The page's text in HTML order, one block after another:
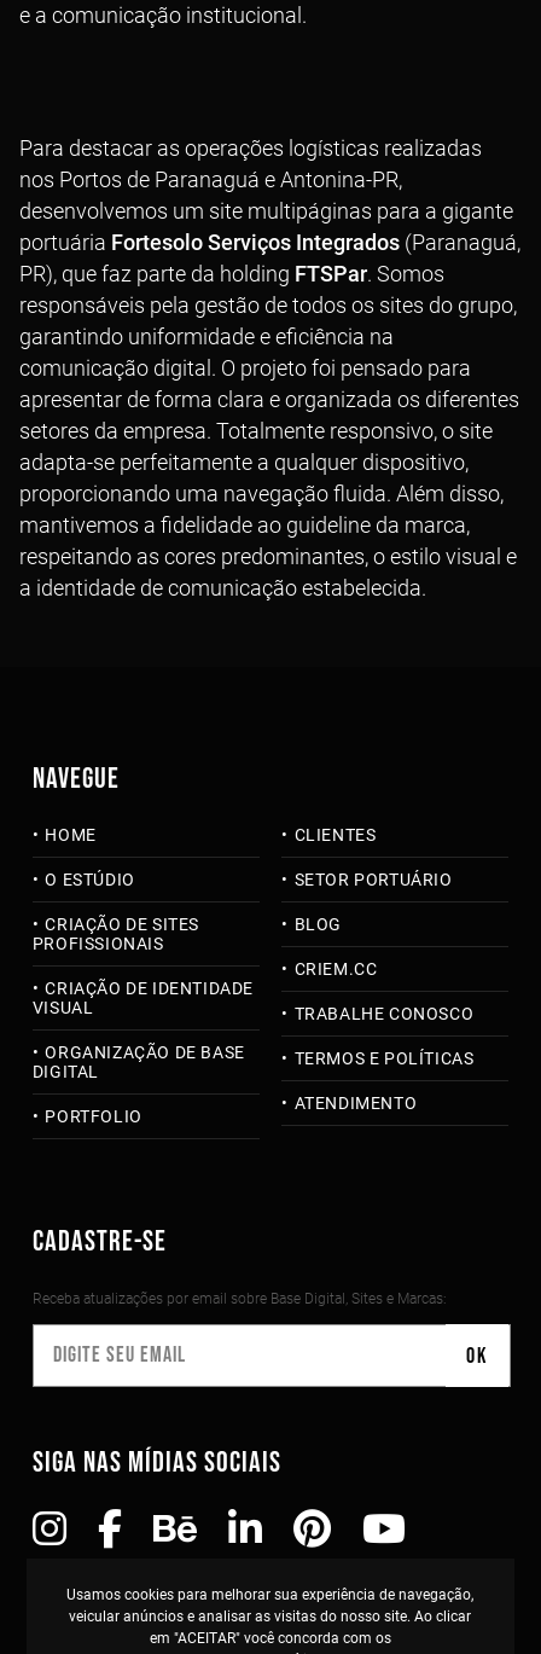
Usamos cookies para melhorar sua experiência de navegação,
veicular anúncios e analisar as visitas do nosso site. Ao clicar
em "ACEITAR" você concorda com os
e a comunicação institucional.
Para destacar as operações logísticas realizadas
nos Portos de Paranaguá e Antonina-PR,
desenvolvemos um site multipáginas para a gigante
portuária Fortesolo Serviços Integrados (Paranaguá,
PR), que faz parte da holding FTSPar. Somos
responsáveis pela gestão de todos os sites do grupo,
garantindo uniformidade e eficiência na
comunicação digital. O projeto foi pensado para
apresentar de forma clara e organizada os diferentes
setores da empresa. Totalmente responsivo, o site
adapta-se perfeitamente a qualquer dispositivo,
proporcionando uma navegação fluida. Além disso,
mantivemos a fidelidade ao guideline da marca,
respeitando as cores predominantes, o estilo visual e
a identidade de comunicação estabelecida.
NAVEGUE
HOME
O ESTÚDIO
CRIAÇÃO DE SITES
PROFISSIONAIS
CRIAÇÃO DE IDENTIDADE
VISUAL
ORGANIZAÇÃO DE BASE
DIGITAL
PORTFOLIO
CLIENTES
SETOR PORTUÁRIO
BLOG
CRIEM.CC
TRABALHE CONOSCO
TERMOS E POLÍTICAS
ATENDIMENTO
CADASTRE-SE
Receba atualizações por email sobre Base Digital, Sites e Marcas:
SIGA NAS MÍDIAS SOCIAIS
TOSS Studio . Curitiba-PR . CNPJ: 11.432.963/0001-80